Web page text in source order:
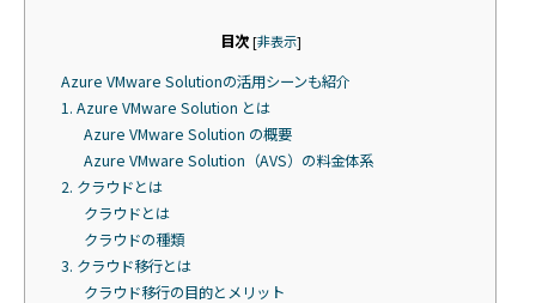
目次 [非表示]
Azure VMware Solutionの活用シーンも紹介
1. Azure VMware Solution とは
Azure VMware Solution の概要
Azure VMware Solution（AVS）の料金体系
2. クラウドとは
クラウドとは
クラウドの種類
3. クラウド移行とは
クラウド移行の目的とメリット